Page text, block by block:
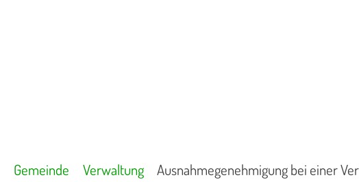
Gemeinde Verwaltung Ausnahmegenehmigung bei einer